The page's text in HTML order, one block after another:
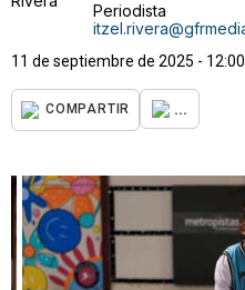
Periodista
11 de septiembre de 2025 -
COMPARTIR ...